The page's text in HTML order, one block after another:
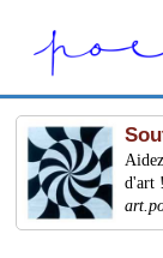
d'art !